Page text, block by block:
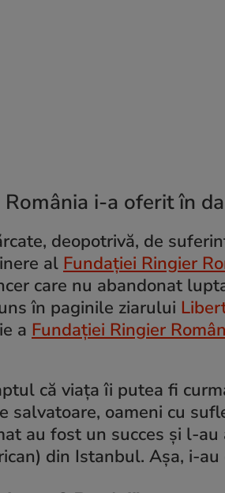
i-a oferit în
deopotrivă, de
al Fundației Ringier
care nu abandonat
în paginile ziarului
a Fundației Ringier
că viața îi putea fi
oameni cu
au fost un succes și l-
din Istanbul. Așa, i-